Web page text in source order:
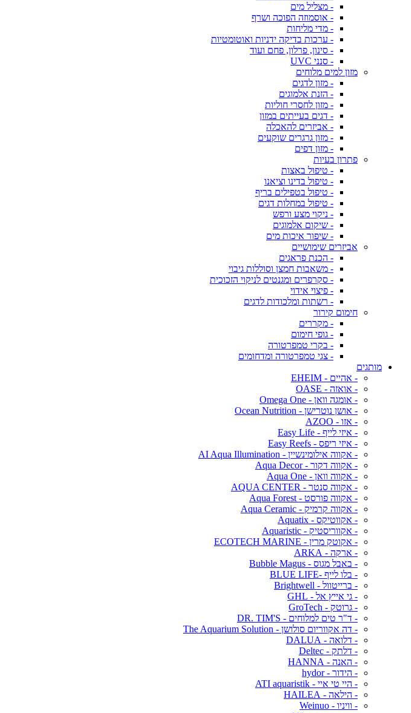
- מצליל מים
- אוסמוזה הפוכה ושרף
- מדי מליחות
- ערכות בדיקה ידניות ואוטומטיות
- סינון, פרלון, פחם ועוד
- סנני UVC
מזון למים מלוחים
- מזון לדגים
- הזנת אלמוגים
- מזון לחסרי חוליות
- דגים בעייתים במזון
- אביזרים להאכלה
- מזון גרגרים שוקעים
- מזון דפים
פתרון בעיות
- טיפול באצות
- טיפול בדינו וציאנו
- טיפול בטפילים בריף
- טיפול במחלות דגים
- ניקוי מצע ורפש
- שיקום אלמוגים
- שיפור איכות מים
אביזרים שימושיים
- הכנת פראגים
- משאבות חמצן וסוללות גיבוי
- סקרפרים ומגנטים לניקוי הזכוכית
- פיצוי אידוי
- רשתות ומלכודות לדגים
חימום קירור
- מקררים
- גופי חימום
- בקרי טמפרטורה
- צגי טמפרטורה ומדחומים
מותגים
- אהיים - EHEIM
- אואזה - OASE
- אומגה וואן - Omega One
- אושן נוטרישן - Ocean Nutrition
- אזו - AZOO
- איזי לייף - Easy Life
- איזי ריפס - Easy Reefs
- אקווה אילומינשיין - AI Aqua Illumination
- אקווה דקור - Aqua Decor
- אקווה וואן - Aqua One
- אקווה סנטר - AQUA CENTER
- אקווה פורסט - Aqua Forest
- אקווה קרמיק - Aqua Ceramic
- אקווטיקס - Aquatix
- אקווריסטיק - Aquaristic
- אקוטק מרין - ECOTECH MARINE
- ארקה - ARKA
- באבל מגוס - Bubble Magus
- בלו לייף -BLUE LIFE
- ברייטוול - Brightwell
- גי אייץ אל - GHL
- גרוטק - GroTech
- ד"ר טים למלוחים - DR. TIM'S
- דה אקווריום סולושן - The Aquarium Solution
- דלואה - DALUA
- דלתק - Deltec
- האנה - HANNA
- הידור - hydor
- היי טי איי - ATI aquaristik
- הילאה - HAILEA
- וויניו - Weinuo